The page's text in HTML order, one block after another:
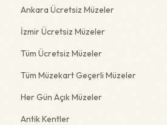
Ankara Ücretsiz Müzeler
İzmir Ücretsiz Müzeler
Tüm Ücretsiz Müzeler
Tüm Müzekart Geçerli Müzeler
Her Gün Açık Müzeler
Antik Kentler